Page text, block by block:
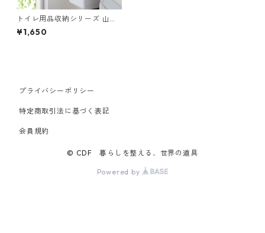
トイレ用品収納シリーズ 山崎
実業 tower タワー フィルムフ
ックトイレットペーパーホル
¥1,650
プライバシーポリシー
特定商取引法に基づく表記
会員規約
© CDF 暮らしを整える、世界の道具
Powered by